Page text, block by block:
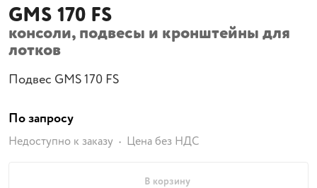
GMS 170 FS
консоли, подвесы и кронштейны для
лотков
Подвес GMS 170 FS
По запросу
Недоступно к заказу Цена без НДС
В корзину